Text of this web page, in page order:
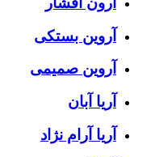
آروین بستکی
آروین صمیمی
آریا آبان
آریا آرام نژاد